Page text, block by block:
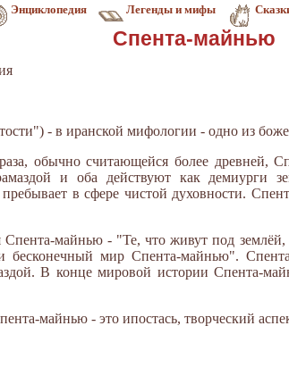
Энциклопедия Легенды и мифы
Спента-майнью
- в иранской мифологии - одно из
обычно считающейся более древней,
и оба действуют как демиурги
пребывает в сфере чистой духовности.
майнью - "Те, что живут под
бесконечный мир Спента-майнью".
В конце мировой истории Спента-
майнью - это ипостась, творческий